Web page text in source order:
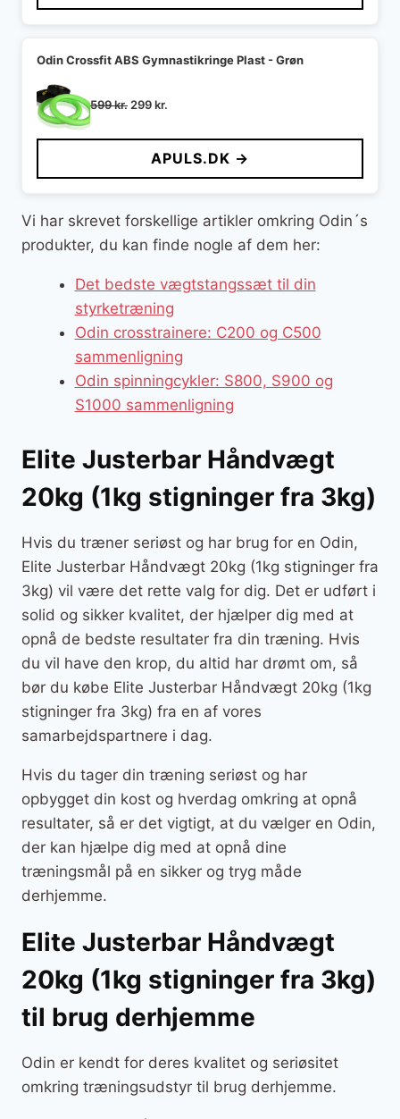
2.499 kr..1.799 kr..
Odin Crossfit ABS Gymnastikringe Plast - Grøn
599kr. Den
pris
599 kr..
299kr.
pris
er:
299 kr..
APULS.DK →
Vi har skrevet forskellige artikler omkring Odin´s
produkter, du kan finde nogle af dem her:
Det bedste vægtstangssæt til din
styrketræning
Odin crosstrainere: C200 og C500
sammenligning
Odin spinningcykler: S800, S900 og
S1000 sammenligning
Elite Justerbar Håndvægt
20kg (1kg stigninger fra 3kg)
Hvis du træner seriøst og har brug for en Odin,
Elite Justerbar Håndvægt 20kg (1kg stigninger fra
3kg) vil være det rette valg for dig. Det er udført i
solid og sikker kvalitet, der hjælper dig med at
opnå de bedste resultater fra din træning. Hvis
du vil have den krop, du altid har drømt om, så
bør du købe Elite Justerbar Håndvægt 20kg (1kg
stigninger fra 3kg) fra en af vores
samarbejdspartnere i dag.
Hvis du tager din træning seriøst og har
opbygget din kost og hverdag omkring at opnå
resultater, så er det vigtigt, at du vælger en Odin,
der kan hjælpe dig med at opnå dine
træningsmål på en sikker og tryg måde
derhjemme.
Elite Justerbar Håndvægt
20kg (1kg stigninger fra 3kg)
til brug derhjemme
Odin er kendt for deres kvalitet og seriøsitet
omkring træningsudstyr til brug derhjemme.